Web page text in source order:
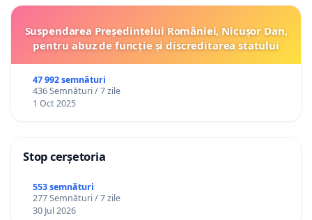
Suspendarea Președintelui României, Nicușor Dan,
pentru abuz de funcție și discreditarea statului
47 992 semnături
436 Semnături / 7 zile
1 Oct 2025
Stop cerșetoria
553 semnături
277 Semnături / 7 zile
30 Jul 2026